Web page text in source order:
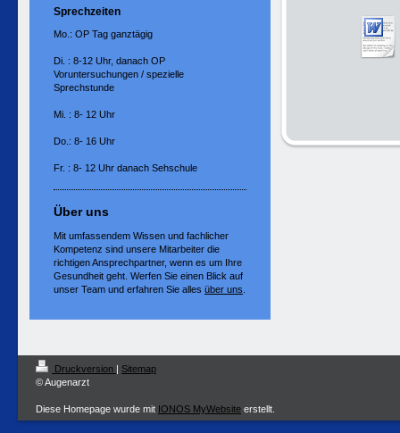
Sprechzeiten
Mo.: OP Tag ganztägig
Di. : 8-12 Uhr, danach OP
Voruntersuchungen / spezielle
Sprechstunde
Mi. : 8- 12 Uhr
Do.: 8- 16 Uhr
Fr. : 8- 12 Uhr danach Sehschule
Über uns
Mit umfassendem Wissen und fachlicher
Kompetenz sind unsere Mitarbeiter die
richtigen Ansprechpartner, wenn es um Ihre
Gesundheit geht. Werfen Sie einen Blick auf
unser Team und erfahren Sie alles über uns
Druckversion | Sitemap
© Augenarzt
Diese Homepage wurde mit IONOS MyWebsite erstellt.